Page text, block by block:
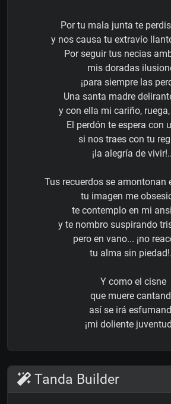
Por tu mala junta te
y nos causa tu extravío
Por seguir tus necias
mis doradas
¡para siempre las
Una santa madre
y con ella mi cariño, ruega,
El perdón te espera con
si nos traes con tu
¡la alegría de
Tus recuerdos se amontonan
tu imagen me
te contemplo en mi
y te nombro suspirando
pero en vano... ¡no
tu alma sin
Y como el cisne
que muere
así se irá
¡mi doliente
Tanda Builder